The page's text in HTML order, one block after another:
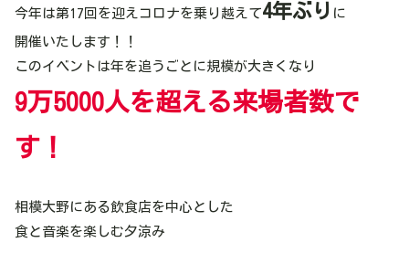
今年は第17回を迎えコロナを乗り越えて4年ぶり に
開催いたします！！
このイベントは年を追うごとに規模が大きくなり
9万5000人を超える来場者数で
す！
相模大野にある飲食店を中心とした
食と音楽を楽しむ夕涼み